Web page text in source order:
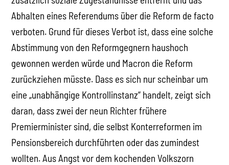
Abhalten eines Referendums über die Reform de facto
verboten. Grund für dieses Verbot ist, dass eine solche
Abstimmung von den Reformgegnern haushoch
gewonnen werden würde und Macron die Reform
zurückziehen müsste. Dass es sich nur scheinbar um
eine „unabhängige Kontrollinstanz“ handelt, zeigt sich
daran, dass zwei der neun Richter frühere
Premierminister sind, die selbst Konterreformen im
Pensionsbereich durchführten oder das zumindest
wollten. Aus Angst vor dem kochenden Volkszorn